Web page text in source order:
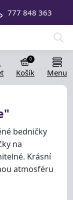
777 848 363
Košík
0
Menu
bedničky
na
Krásní
atmosféru